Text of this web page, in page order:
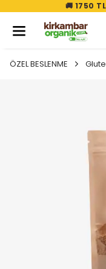
🚚 1750
ÖZEL BESLENME